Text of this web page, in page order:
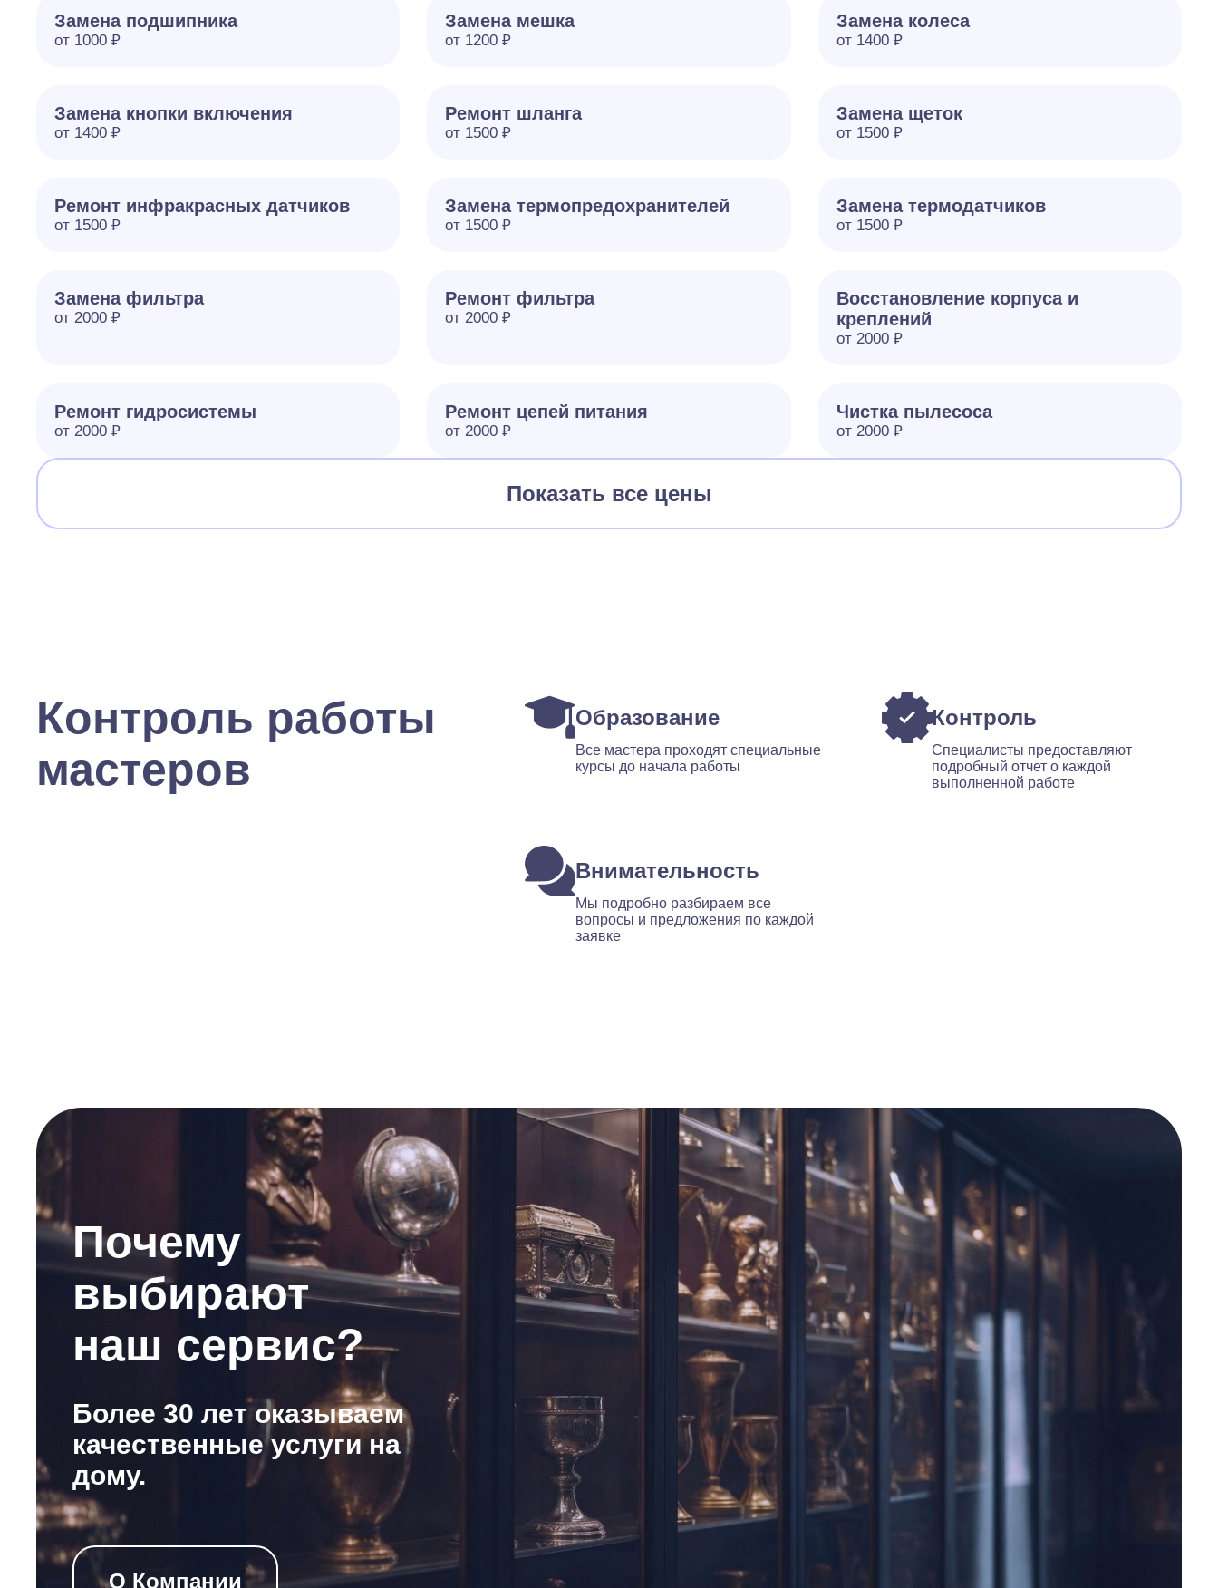
Замена подшипника
от 1000 ₽
Замена мешка
от 1200 ₽
Замена колеса
от 1400 ₽
Замена кнопки включения
от 1400 ₽
Ремонт шланга
от 1500 ₽
Замена щеток
от 1500 ₽
Ремонт инфракрасных датчиков
от 1500 ₽
Замена термопредохранителей
от 1500 ₽
Замена термодатчиков
от 1500 ₽
Замена фильтра
от 2000 ₽
Ремонт фильтра
от 2000 ₽
Восстановление корпуса и
креплений
от 2000 ₽
Ремонт гидросистемы
от 2000 ₽
Ремонт цепей питания
от 2000 ₽
Чистка пылесоса
от 2000 ₽
Показать все цены
Контроль работы
мастеров
Образование
Все мастера проходят специальные
курсы до начала работы
Контроль
Специалисты предоставляют
подробный отчет о каждой
выполненной работе
Внимательность
Мы подробно разбираем все
вопросы и предложения по каждой
заявке
Почему
выбирают
наш сервис?
Более 30 лет оказываем
качественные услуги на
дому.
О Компании